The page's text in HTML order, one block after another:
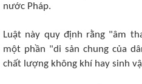
nước Pháp.
Luật này quy định rằng "âm
một phần "di sản chung của
chất lượng không khí hay sinh